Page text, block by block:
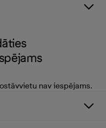
nav iespējams.